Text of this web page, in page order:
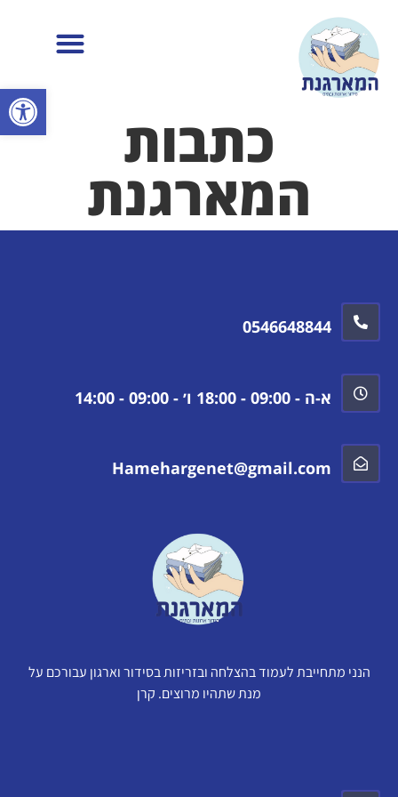
כתבות
המארגנת
0546648844
א-ה - 09:00 - 18:00 ו׳ - 09:00 - 14:00
Hamehargenet@gmail.com
הנני מתחייבת לעמוד בהצלחה ובזריזות בסידור וארגון עבורכם על
מנת שתהיו מרוצים. קרן